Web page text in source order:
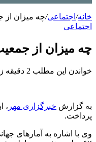
خانه/ اجتماعی/چه میزان از
اجتماعی
چه میزان از
خواندن این مطلب 2 دقیقه زمان میبرد
به گزارش خبرگزاری مهر ،
پرداخت.